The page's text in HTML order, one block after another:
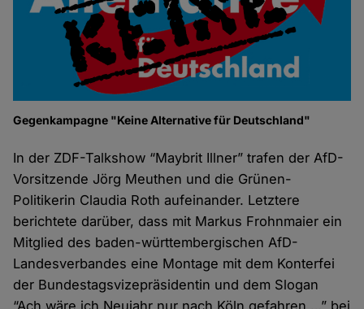
Gegenkampagne "Keine Alternative für Deutschland"
In der ZDF-Talkshow “Maybrit Illner” trafen der AfD-
Vorsitzende Jörg Meuthen und die Grünen-
Politikerin Claudia Roth aufeinander. Letztere
berichtete darüber, dass mit Markus Frohnmaier ein
Mitglied des baden-württembergischen AfD-
Landesverbandes eine Montage mit dem Konterfei
der Bundestagsvizepräsidentin und dem Slogan